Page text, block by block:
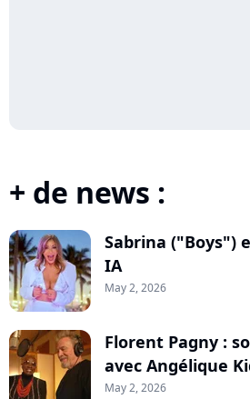
+ de news :
Sabrina ("Boys")
IA
May 2, 2026
Florent Pagny :
avec Angélique
May 2, 2026